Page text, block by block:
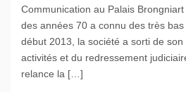
Communication au Palais
des années 70 a connu des très
début 2013, la société a sorti de
activités et du redressement
relance la […]